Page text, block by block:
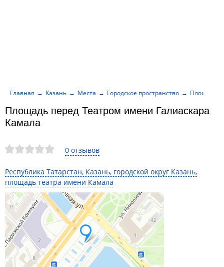
0 отзывов
Республика Татарстан, Казань, городской округ Казань,
площадь театра имени Камала
Площадь перед Театром имени Галиаскара
Камала
Главная Казань Места Городское пространство Площадь